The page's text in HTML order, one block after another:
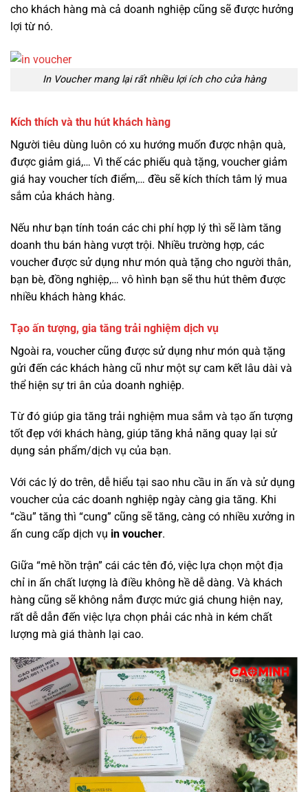
cho khách hàng mà cả doanh nghiệp cũng sẽ được hưởng
lợi từ nó.
In Voucher mang lại rất nhiều lợi ích cho cửa hàng
Kích thích và thu hút khách hàng
Người tiêu dùng luôn có xu hướng muốn được nhận quà,
được giảm giá,… Vì thế các phiếu quà tặng, voucher giảm
giá hay voucher tích điểm,… đều sẽ kích thích tâm lý mua
sắm của khách hàng.
Nếu như bạn tính toán các chi phí hợp lý thì sẽ làm tăng
doanh thu bán hàng vượt trội. Nhiều trường hợp, các
voucher được sử dụng như món quà tặng cho người thân,
bạn bè, đồng nghiệp,… vô hình bạn sẽ thu hút thêm được
nhiều khách hàng khác.
Tạo ấn tượng, gia tăng trải nghiệm dịch vụ
Ngoài ra, voucher cũng được sử dụng như món quà tặng
gửi đến các khách hàng cũ như một sự cam kết lâu dài và
thể hiện sự tri ân của doanh nghiệp.
Từ đó giúp gia tăng trải nghiệm mua sắm và tạo ấn tượng
tốt đẹp với khách hàng, giúp tăng khả năng quay lại sử
dụng sản phẩm/dịch vụ của bạn.
Với các lý do trên, dễ hiểu tại sao nhu cầu in ấn và sử dụng
voucher của các doanh nghiệp ngày càng gia tăng. Khi
“cầu” tăng thì “cung” cũng sẽ tăng, càng có nhiều xưởng in
ấn cung cấp dịch vụ in voucher.
Giữa “mê hồn trận” cái các tên đó, việc lựa chọn một địa
chỉ in ấn chất lượng là điều không hề dễ dàng. Và khách
hàng cũng sẽ không nắm được mức giá chung hiện nay,
rất dễ dẫn đến việc lựa chọn phải các nhà in kém chất
lượng mà giá thành lại cao.